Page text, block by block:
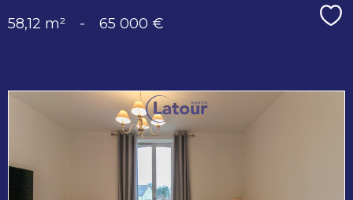
58,12 m² - 65 000 €
voir le